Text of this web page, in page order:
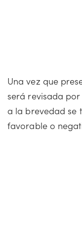
Una vez que
será revisada
a la brevedad se
favorable o